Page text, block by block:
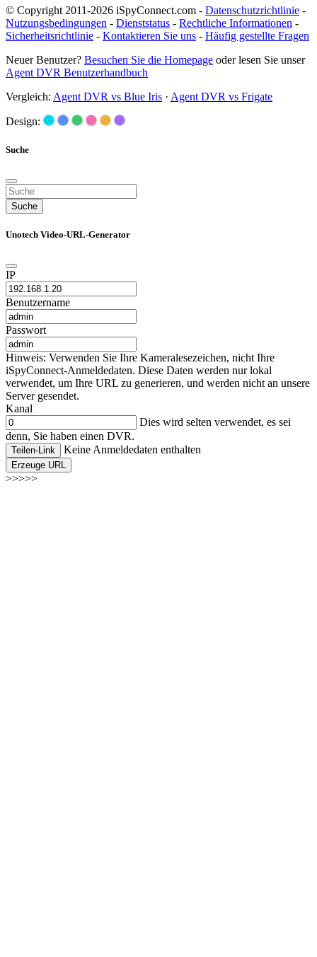
© Copyright 2011-2026 iSpyConnect.com - Datenschutzrichtlinie -
Nutzungsbedingungen - Dienststatus - Rechtliche Informationen -
Sicherheitsrichtlinie - Kontaktieren Sie uns - Häufig gestellte Fragen
Neuer Benutzer? Besuchen Sie die Homepage oder lesen Sie unser
Agent DVR Benutzerhandbuch
Vergleich: Agent DVR vs Blue Iris · Agent DVR vs Frigate
Design:
Suche
Suche
Unotech Video-URL-Generator
IP
Benutzername
Passwort
Hinweis: Verwenden Sie Ihre Kameralesezeichen, nicht Ihre
iSpyConnect-Anmeldedaten. Diese Daten werden nur lokal
verwendet, um Ihre URL zu generieren, und werden nicht an unsere
Server gesendet.
Kanal
Dies wird selten verwendet, es sei
denn, Sie haben einen DVR.
Teilen-Link Keine Anmeldedaten enthalten
Erzeuge URL
>>>>>